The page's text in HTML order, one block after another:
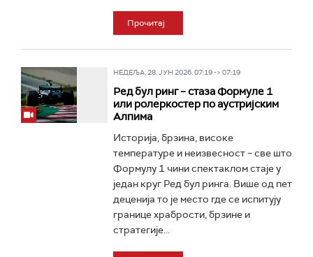
Прочитај
НЕДЕЉА, 28. ЈУН 2026, 07:19 -> 07:19
Ред бул ринг – стаза Формуле 1
или ролеркостер по аустријским
Алпима
Историја, брзина, високе
температуре и неизвесност – све што
Формулу 1 чини спектаклом стаје у
један круг Ред бул ринга. Више од пет
деценија то је место где се испитују
границе храбрости, брзине и
стратегије...